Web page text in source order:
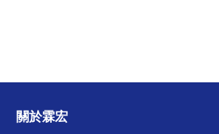
關於霖宏